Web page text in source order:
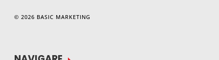
© 2026 BASIC MARKETING